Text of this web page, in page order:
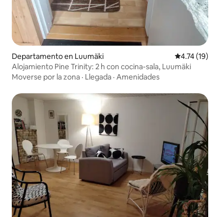
Departamento en Luumäki Calificación
4.74 (19)
Alojamiento Pine Trinity: 2 h con cocina-sala, Luumäki
Moverse por la zona · Llegada · Amenidades